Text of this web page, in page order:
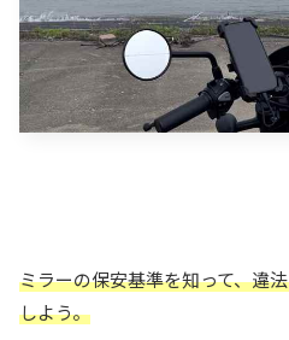
ミラーの保安基準を知って、違
しよう。